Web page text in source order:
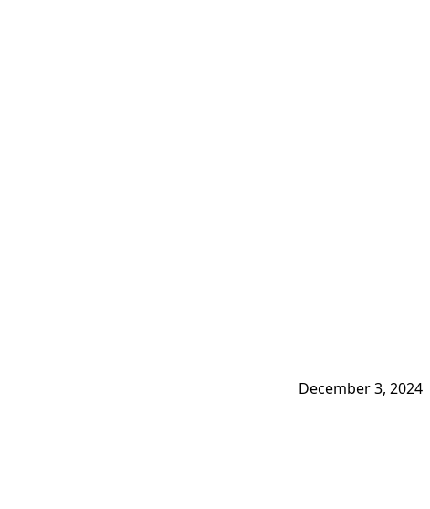
December 3, 2024